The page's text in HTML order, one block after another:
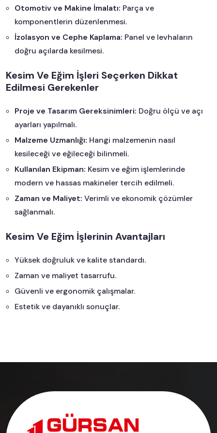
Otomotiv ve Makine İmalatı: Parça ve
komponentlerin düzenlenmesi.
İzolasyon ve Cephe Kaplama: Panel ve levhaların
doğru açılarda kesilmesi.
Kesim Ve Eğim İşleri Seçerken Dikkat
Edilmesi Gerekenler
Proje ve Tasarım Gereksinimleri: Doğru ölçü ve açı
ayarları yapılmalı.
Malzeme Uzmanlığı: Hangi malzemenin nasıl
kesileceği ve eğileceği bilinmeli.
Kullanılan Ekipman: Kesim ve eğim işlemlerinde
modern ve hassas makineler tercih edilmeli.
Zaman ve Maliyet: Verimli ve ekonomik çözümler
sağlanmalı.
Kesim Ve Eğim İşlerinin Avantajları
Yüksek doğruluk ve kalite standardı.
Zaman ve maliyet tasarrufu.
Güvenli ve ergonomik çalışmalar.
Estetik ve dayanıklı sonuçlar.